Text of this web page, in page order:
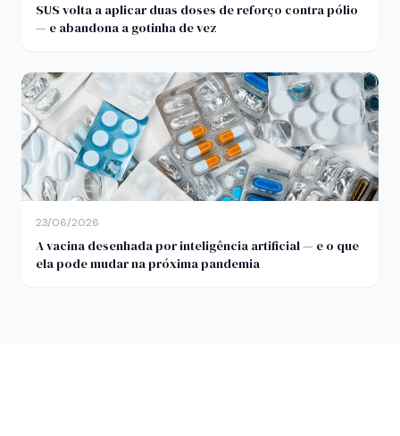
SUS volta a aplicar duas doses de reforço contra pólio
— e abandona a gotinha de vez
23/06/2026
A vacina desenhada por inteligência artificial — e o que
ela pode mudar na próxima pandemia